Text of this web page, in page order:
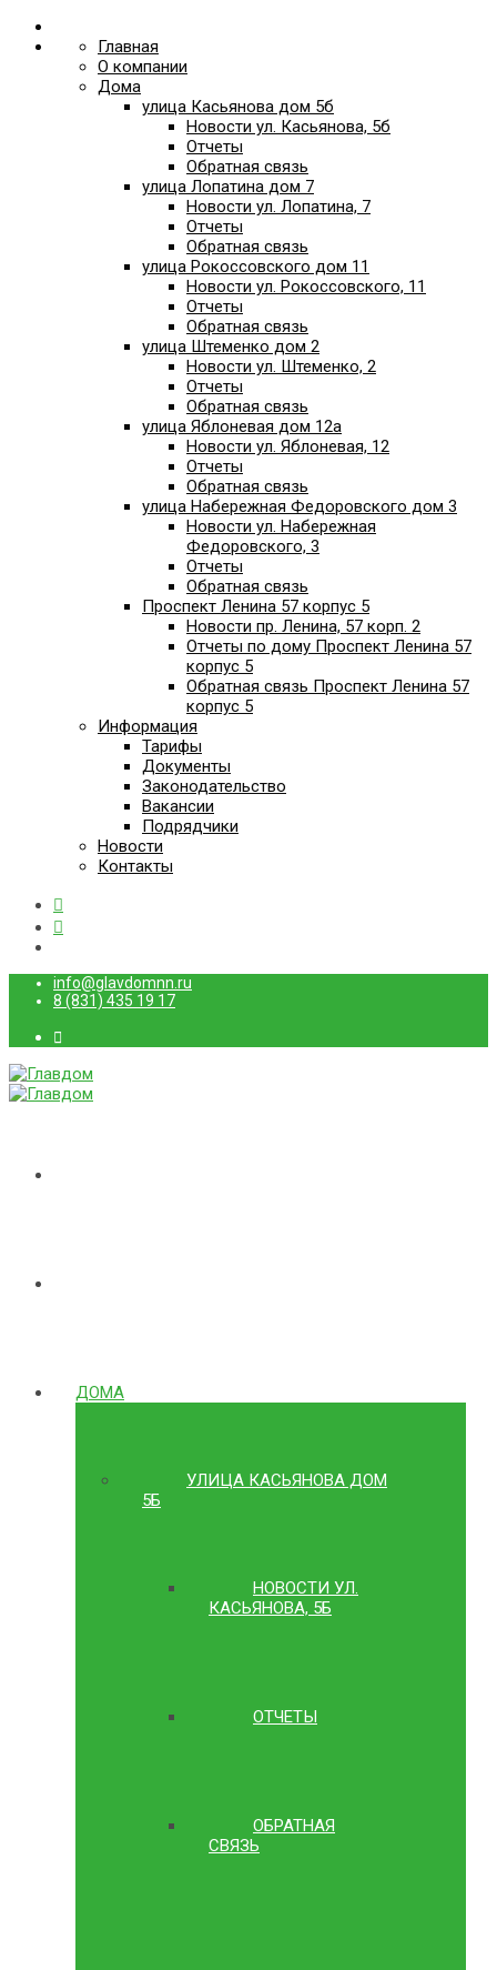
Главная
О компании
Дома
улица Касьянова дом 5б
Новости ул. Касьянова, 5б
Отчеты
Обратная связь
улица Лопатина дом 7
Новости ул. Лопатина, 7
Отчеты
Обратная связь
улица Рокоссовского дом 11
Новости ул. Рокоссовского, 11
Отчеты
Обратная связь
улица Штеменко дом 2
Новости ул. Штеменко, 2
Отчеты
Обратная связь
улица Яблоневая дом 12а
Новости ул. Яблоневая, 12
Отчеты
Обратная связь
улица Набережная Федоровского дом 3
Новости ул. Набережная
Федоровского, 3
Отчеты
Обратная связь
Проспект Ленина 57 корпус 5
Новости пр. Ленина, 57 корп. 2
Отчеты по дому Проспект Ленина 57
корпус 5
Обратная связь Проспект Ленина 57
корпус 5
Информация
Тарифы
Документы
Законодательство
Вакансии
Подрядчики
Новости
Контакты
info@glavdomnn.ru
8 (831) 435 19 17
ДОМА
УЛИЦА КАСЬЯНОВА ДОМ
5Б
НОВОСТИ УЛ.
КАСЬЯНОВА, 5Б
ОТЧЕТЫ
ОБРАТНАЯ
СВЯЗЬ